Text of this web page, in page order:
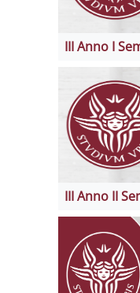
III Anno I
III Anno II